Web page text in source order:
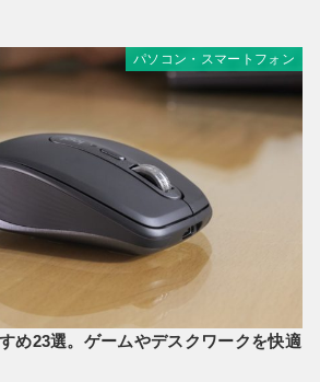
パソコン・スマートフォン
め23選。ゲームやデスクワークを快適